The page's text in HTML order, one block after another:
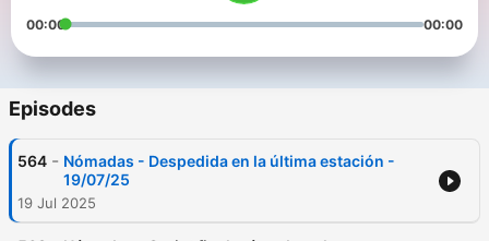
00:00 00:00
Episodes
564 - Nómadas - Despedida en la última estación -
19/07/25
19 Jul 2025